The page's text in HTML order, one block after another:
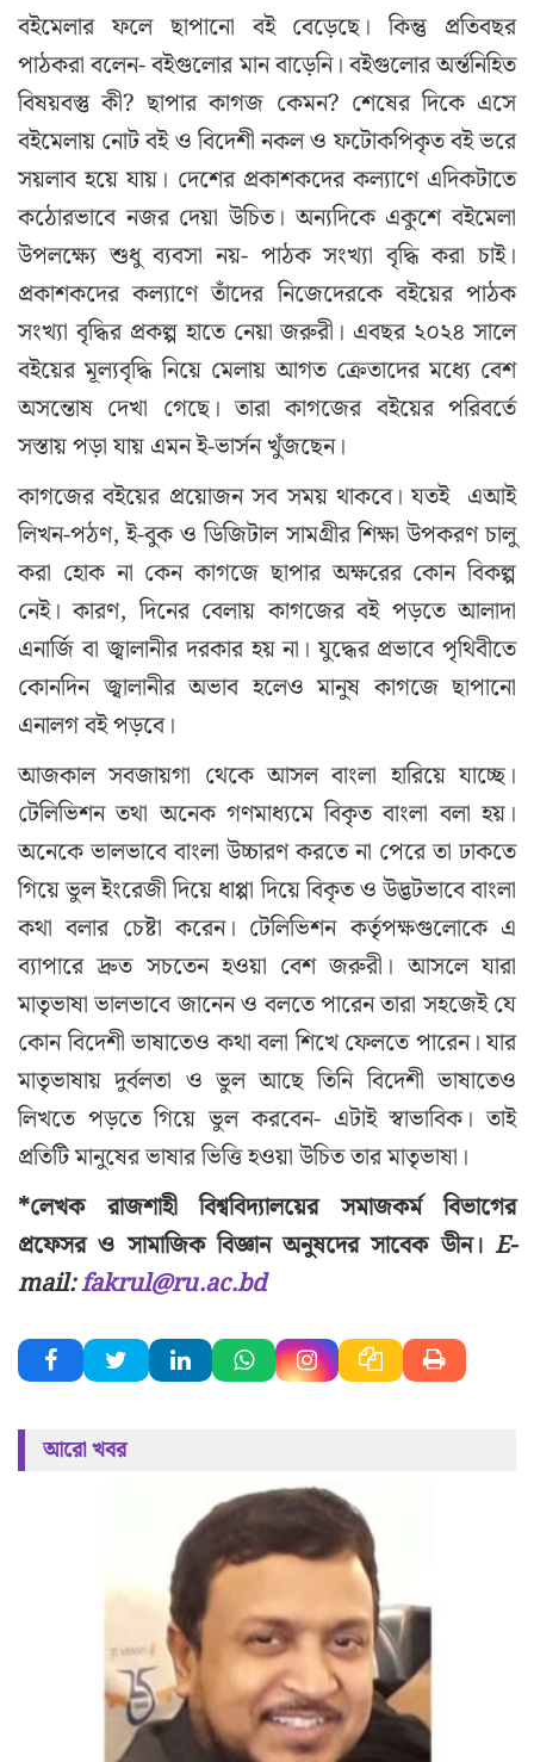
বইমেলার ফলে ছাপানো বই বেড়েছে। কিন্তু প্রতিবছর
পাঠকরা বলেন- বইগুলোর মান বাড়েনি। বইগুলোর অর্ন্তনিহিত
বিষয়বস্তু কী? ছাপার কাগজ কেমন? শেষের দিকে এসে
বইমেলায় নোট বই ও বিদেশী নকল ও ফটোকপিকৃত বই ভরে
সয়লাব হয়ে যায়। দেশের প্রকাশকদের কল্যাণে এদিকটাতে
কঠোরভাবে নজর দেয়া উচিত। অন্যদিকে একুশে বইমেলা
উপলক্ষ্যে শুধু ব্যবসা নয়- পাঠক সংখ্যা বৃদ্ধি করা চাই।
প্রকাশকদের কল্যাণে তাঁদের নিজেদেরকে বইয়ের পাঠক
সংখ্যা বৃদ্ধির প্রকল্প হাতে নেয়া জরুরী। এবছর ২০২৪ সালে
বইয়ের মূল্যবৃদ্ধি নিয়ে মেলায় আগত ক্রেতাদের মধ্যে বেশ
অসন্তোষ দেখা গেছে। তারা কাগজের বইয়ের পরিবর্তে
সস্তায় পড়া যায় এমন ই-ভার্সন খুঁজছেন।
কাগজের বইয়ের প্রয়োজন সব সময় থাকবে। যতই এআই
লিখন-পঠণ, ই-বুক ও ডিজিটাল সামগ্রীর শিক্ষা উপকরণ চালু
করা হোক না কেন কাগজে ছাপার অক্ষরের কোন বিকল্প
নেই। কারণ, দিনের বেলায় কাগজের বই পড়তে আলাদা
এনার্জি বা জ্বালানীর দরকার হয় না। যুদ্ধের প্রভাবে পৃথিবীতে
কোনদিন জ্বালানীর অভাব হলেও মানুষ কাগজে ছাপানো
এনালগ বই পড়বে।
আজকাল সবজায়গা থেকে আসল বাংলা হারিয়ে যাচ্ছে।
টেলিভিশন তথা অনেক গণমাধ্যমে বিকৃত বাংলা বলা হয়।
অনেকে ভালভাবে বাংলা উচ্চারণ করতে না পেরে তা ঢাকতে
গিয়ে ভুল ইংরেজী দিয়ে ধাপ্পা দিয়ে বিকৃত ও উদ্ভটভাবে বাংলা
কথা বলার চেষ্টা করেন। টেলিভিশন কর্তৃপক্ষগুলোকে এ
ব্যাপারে দ্রুত সচতেন হওয়া বেশ জরুরী। আসলে যারা
মাতৃভাষা ভালভাবে জানেন ও বলতে পারেন তারা সহজেই যে
কোন বিদেশী ভাষাতেও কথা বলা শিখে ফেলতে পারেন। যার
মাতৃভাষায় দুর্বলতা ও ভুল আছে তিনি বিদেশী ভাষাতেও
লিখতে পড়তে গিয়ে ভুল করবেন- এটাই স্বাভাবিক। তাই
প্রতিটি মানুষের ভাষার ভিত্তি হওয়া উচিত তার মাতৃভাষা।
*লেখক রাজশাহী বিশ্ববিদ্যালয়ের সমাজকর্ম বিভাগের
প্রফেসর ও সামাজিক বিজ্ঞান অনুষদের সাবেক ডীন। E-
mail:fakrul@ru.ac.bd
আরো খবর